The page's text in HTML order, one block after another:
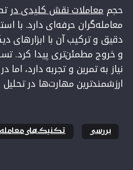
حجممعاملات نقش کلیدی در
معامله‌گران حرفه‌ای دارد. با
دقیق و ترکیب آن با ابزارهای
و خروج مطمئن‌تری پیدا کرد.
نیاز به تمرین و تجربه دارد،
ارزشمندترین مهارت‌ها در تحلیل
بررسی تکنیک‌های معامله